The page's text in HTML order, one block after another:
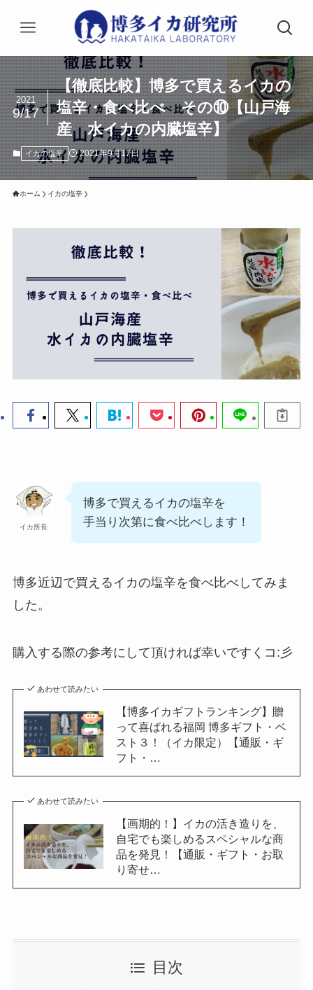
【徹底比較】博多で買えるイカの
塩辛・食べ比べ その⑩【山戸海
産 水イカの内臓塩辛】
2021
9/17
イカの塩辛 2021年9月17日
ホーム イカの塩辛
イカ所長
博多で買えるイカの塩辛を
手当り次第に食べ比べします！
博多近辺で買えるイカの塩辛を食べ比べしてみま
した。
購入する際の参考にして頂ければ幸いですくコ:彡
あわせて読みたい
【博多イカギフトランキング】贈
って喜ばれる福岡 博多ギフト・ベ
スト３！（イカ限定）【通販・ギ
フト・…
あわせて読みたい
【画期的！】イカの活き造りを、
自宅でも楽しめるスペシャルな商
品を発見！【通販・ギフト・お取
り寄せ…
目次